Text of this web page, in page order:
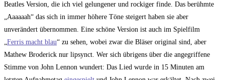
Beatles Version, die ich viel gelungener und rockiger finde. Das berühmte
„Aaaaaah“ das sich in immer höhere Töne steigert haben sie aber
unverändert übernommen. Eine schöne Version ist auch im Spielfilm
„Ferris macht blau“ zu sehen, wobei zwar die Bläser original sind, aber
Mathew Broderick nur lipsynct. Wer sich übrigens über die angegriffene
Stimme von John Lennon wundert: Das Lied wurde in 15 Minuten am